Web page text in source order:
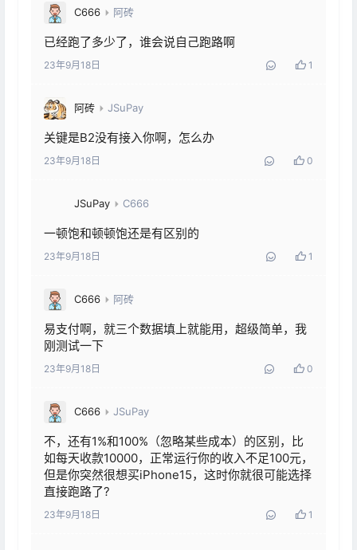
C666 阿砖
已经跑了多少了，谁会说自己跑路啊
23年9月18日 1
阿砖 JSuPay
关键是B2没有接入你啊，怎么办
23年9月18日 0
JSuPay C666
一顿饱和顿顿饱还是有区别的
23年9月18日 1
C666 阿砖
易支付啊，就三个数据填上就能用，超级简单，我
刚测试一下
23年9月18日 0
C666 JSuPay
不，还有1%和100%（忽略某些成本）的区别，比
如每天收款10000，正常运行你的收入不足100元，
但是你突然很想买iPhone15，这时你就很可能选择
直接跑路了?
23年9月18日 1